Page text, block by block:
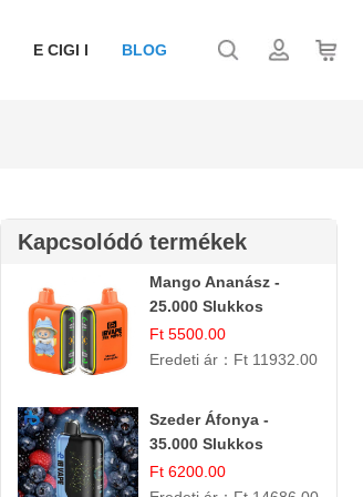
E CIGI I BLOG
Kapcsolódó termékek
Mango Ananász -
25.000 Slukkos
eldobható E-cigaretta
| Trópusi Ízélmény
Ft 5500.00
Eredeti ár： Ft 11932.00
Szeder Áfonya -
35.000 Slukkos
Egyszer Használatos
E-cigaretta | Prémium
Ft 6200.00